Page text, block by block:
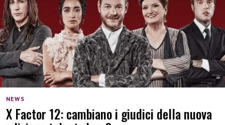
NEWS
X Factor 12: cambiano i giudici della nuova